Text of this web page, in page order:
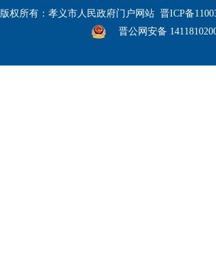
版权所有：孝义市人民政府门户网站 晋ICP备
晋公网安备